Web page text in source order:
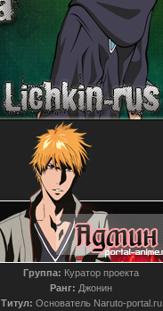
Группа: Куратор проекта
Ранг: Джонин
Титул: Основатель Naruto-portal.ru